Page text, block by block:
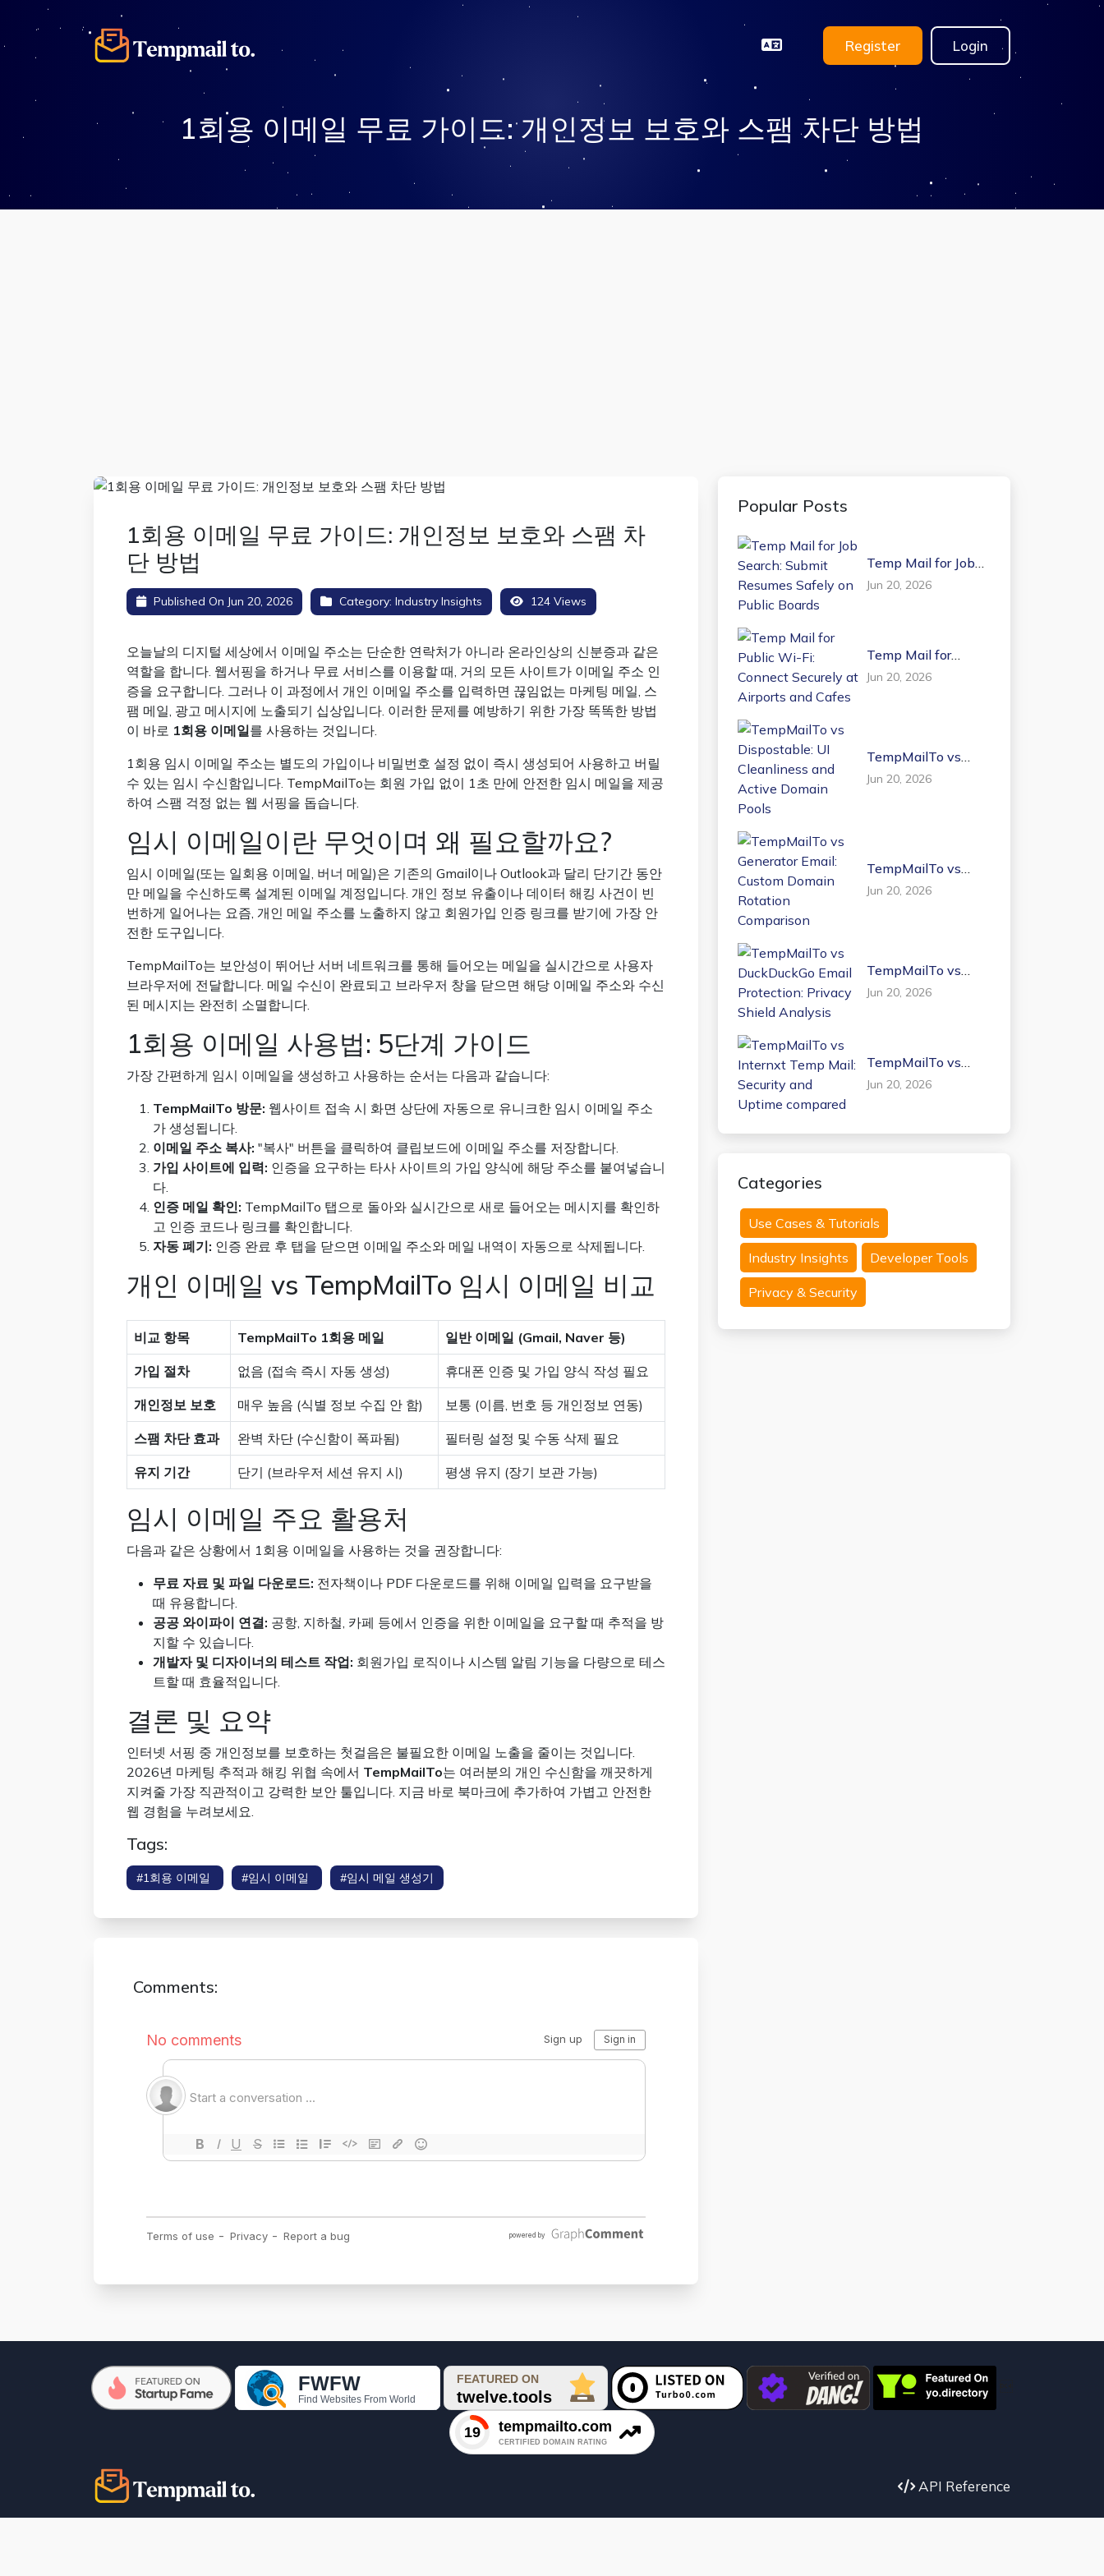
Register Login
1회용 이메일 무료 가이드: 개인정보 보호와 스팸 차단 방법
1회용 이메일 무료 가이드: 개인정보 보호와 스팸 차
단 방법
Published On Jun 20, 2026 Category: Industry Insights 124 Views
오늘날의 디지털 세상에서 이메일 주소는 단순한 연락처가 아니라 온라인상의 신분증과 같은
역할을 합니다. 웹서핑을 하거나 무료 서비스를 이용할 때, 거의 모든 사이트가 이메일 주소 인
증을 요구합니다. 그러나 이 과정에서 개인 이메일 주소를 입력하면 끊임없는 마케팅 메일, 스
팸 메일, 광고 메시지에 노출되기 십상입니다. 이러한 문제를 예방하기 위한 가장 똑똑한 방법
이 바로 1회용 이메일를 사용하는 것입니다.
1회용 임시 이메일 주소는 별도의 가입이나 비밀번호 설정 없이 즉시 생성되어 사용하고 버릴
수 있는 임시 수신함입니다. TempMailTo는 회원 가입 없이 1초 만에 안전한 임시 메일을 제공
하여 스팸 걱정 없는 웹 서핑을 돕습니다.
임시 이메일이란 무엇이며 왜 필요할까요?
임시 이메일(또는 일회용 이메일, 버너 메일)은 기존의 Gmail이나 Outlook과 달리 단기간 동안
만 메일을 수신하도록 설계된 이메일 계정입니다. 개인 정보 유출이나 데이터 해킹 사건이 빈
번하게 일어나는 요즘, 개인 메일 주소를 노출하지 않고 회원가입 인증 링크를 받기에 가장 안
전한 도구입니다.
TempMailTo는 보안성이 뛰어난 서버 네트워크를 통해 들어오는 메일을 실시간으로 사용자
브라우저에 전달합니다. 메일 수신이 완료되고 브라우저 창을 닫으면 해당 이메일 주소와 수신
된 메시지는 완전히 소멸합니다.
1회용 이메일 사용법: 5단계 가이드
가장 간편하게 임시 이메일을 생성하고 사용하는 순서는 다음과 같습니다:
TempMailTo 방문: 웹사이트 접속 시 화면 상단에 자동으로 유니크한 임시 이메일 주소
가 생성됩니다.
이메일 주소 복사: "복사" 버튼을 클릭하여 클립보드에 이메일 주소를 저장합니다.
가입 사이트에 입력: 인증을 요구하는 타사 사이트의 가입 양식에 해당 주소를 붙여넣습니
다.
인증 메일 확인: TempMailTo 탭으로 돌아와 실시간으로 새로 들어오는 메시지를 확인하
고 인증 코드나 링크를 확인합니다.
자동 폐기: 인증 완료 후 탭을 닫으면 이메일 주소와 메일 내역이 자동으로 삭제됩니다.
개인 이메일 vs TempMailTo 임시 이메일 비교
비교 항목 TempMailTo 1회용 메일 일반 이메일 (Gmail, Naver 등)
가입 절차 없음 (접속 즉시 자동 생성) 휴대폰 인증 및 가입 양식 작성 필요
개인정보 보호 매우 높음 (식별 정보 수집 안 함) 보통 (이름, 번호 등 개인정보 연동)
스팸 차단 효과 완벽 차단 (수신함이 폭파됨) 필터링 설정 및 수동 삭제 필요
유지 기간 단기 (브라우저 세션 유지 시) 평생 유지 (장기 보관 가능)
임시 이메일 주요 활용처
다음과 같은 상황에서 1회용 이메일을 사용하는 것을 권장합니다:
무료 자료 및 파일 다운로드: 전자책이나 PDF 다운로드를 위해 이메일 입력을 요구받을
때 유용합니다.
공공 와이파이 연결: 공항, 지하철, 카페 등에서 인증을 위한 이메일을 요구할 때 추적을 방
지할 수 있습니다.
개발자 및 디자이너의 테스트 작업: 회원가입 로직이나 시스템 알림 기능을 다량으로 테스
트할 때 효율적입니다.
결론 및 요약
인터넷 서핑 중 개인정보를 보호하는 첫걸음은 불필요한 이메일 노출을 줄이는 것입니다.
2026년 마케팅 추적과 해킹 위협 속에서 TempMailTo는 여러분의 개인 수신함을 깨끗하게
지켜줄 가장 직관적이고 강력한 보안 툴입니다. 지금 바로 북마크에 추가하여 가볍고 안전한
웹 경험을 누려보세요.
Tags:
#1회용 이메일 #임시 이메일 #임시 메일 생성기
Comments:
Popular Posts
Temp Mail for Job
Search: Submit
Resumes Safely on
Jun 20, 2026
Temp Mail for
Public Wi-Fi:
Connect Securely at
Jun 20, 2026
TempMailTo vs
Dispostable: UI
Cleanliness and
Jun 20, 2026
TempMailTo vs
Generator Email:
Custom Domain
Jun 20, 2026
TempMailTo vs
DuckDuckGo Email
Protection: Privacy
Jun 20, 2026
TempMailTo vs
Internxt Temp Mail:
Security and
Jun 20, 2026
Categories
Use Cases & Tutorials
Industry Insights Developer Tools
Privacy & Security
API Reference